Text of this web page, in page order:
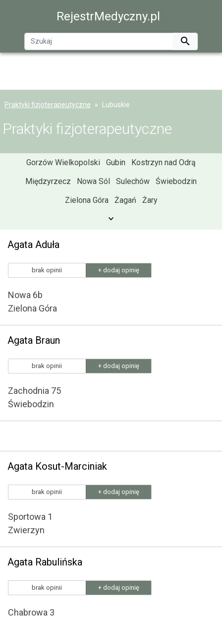
RejestrMedyczny.pl

Praktyki fizjoterapeutyczne Lubuskie
Praktyki fizjoterapeutyczne
Gorzów Wielkopolski Gubin
Kostrzyn nad Odrą
Międzyrzecz
Nowa Sól Sulechów
Świebodzin
Zielona Góra
Żagań Żary
Agata Aduła
brak opinii + dodaj opinię
Nowa 6b
Zielona Góra
Agata Braun
brak opinii + dodaj opinię
Zachodnia 75
Świebodzin
Agata Kosut-Marciniak
brak opinii + dodaj opinię
Sportowa 1
Zwierzyn
Agata Rabulińska
brak opinii + dodaj opinię
Chabrowa 3